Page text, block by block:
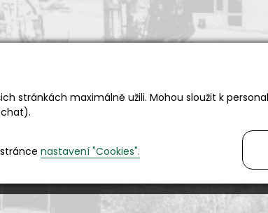
stránkách maximálně užili. Mohou sloužit k
nastavení "Cookies".